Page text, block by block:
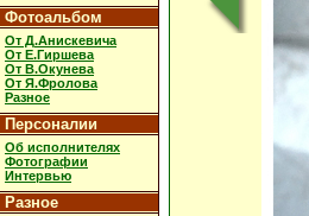
Фотоальбом
От Д.Анискевича
От Е.Гиршева
От В.Окунева
От Я.Фролова
Разное
Персоналии
Об исполнителях
Фотографии
Интервью
Разное